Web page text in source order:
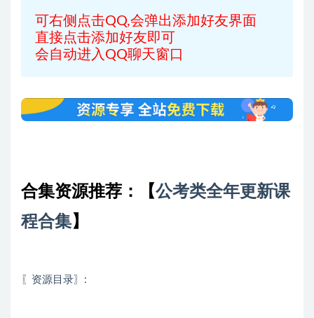
可右侧点击QQ,会弹出添加好友界面
直接点击添加好友即可
会自动进入QQ聊天窗口
合集资源推荐： 【公考类全年更新课
程合集】
〖资源目录〗: